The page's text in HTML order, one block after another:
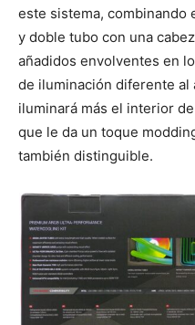
este sistema, combinando
y doble tubo con una
añadidos envolventes en
de iluminación diferente al
iluminará más el interior
que le da un toque
también distinguible.